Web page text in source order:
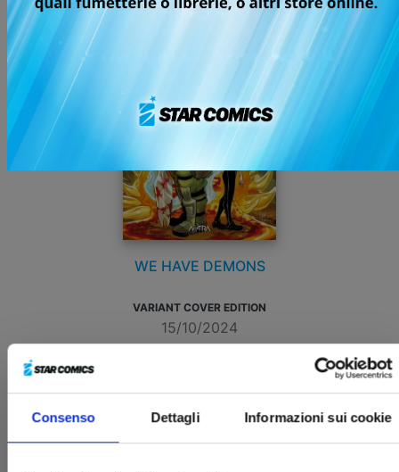
Consenso Dettagli Informazioni sui cookie
WE HAVE DEMONS
VARIANT COVER EDITION
15/10/2024